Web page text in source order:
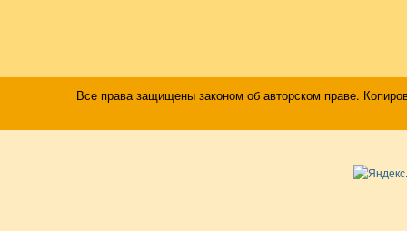
Все права защищены законом об авторском праве.